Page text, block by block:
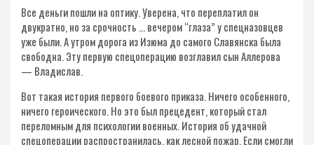
Все деньги пошли на оптику. Уверена, что переплатил он
двукратно, но за срочность … вечером “глаза” у спецназовцев
уже были. А утром дорога из Изюма до самого Славянска была
свободна. Эту первую спецоперацию возглавил сын Аллерова
— Владислав.
Вот такая история первого боевого приказа. Ничего особенного,
ничего героического. Но это был прецедент, который стал
переломным для психологии военных. История об удачной
спецоперации распространилась, как лесной пожар. Если смогли